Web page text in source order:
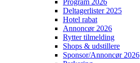
Program 2026
Deltagerlister 2025
Hotel rabat
Annoncør 2026
Rytter tilmelding
Shops & udstillere
Sponsor/Annoncør 2026